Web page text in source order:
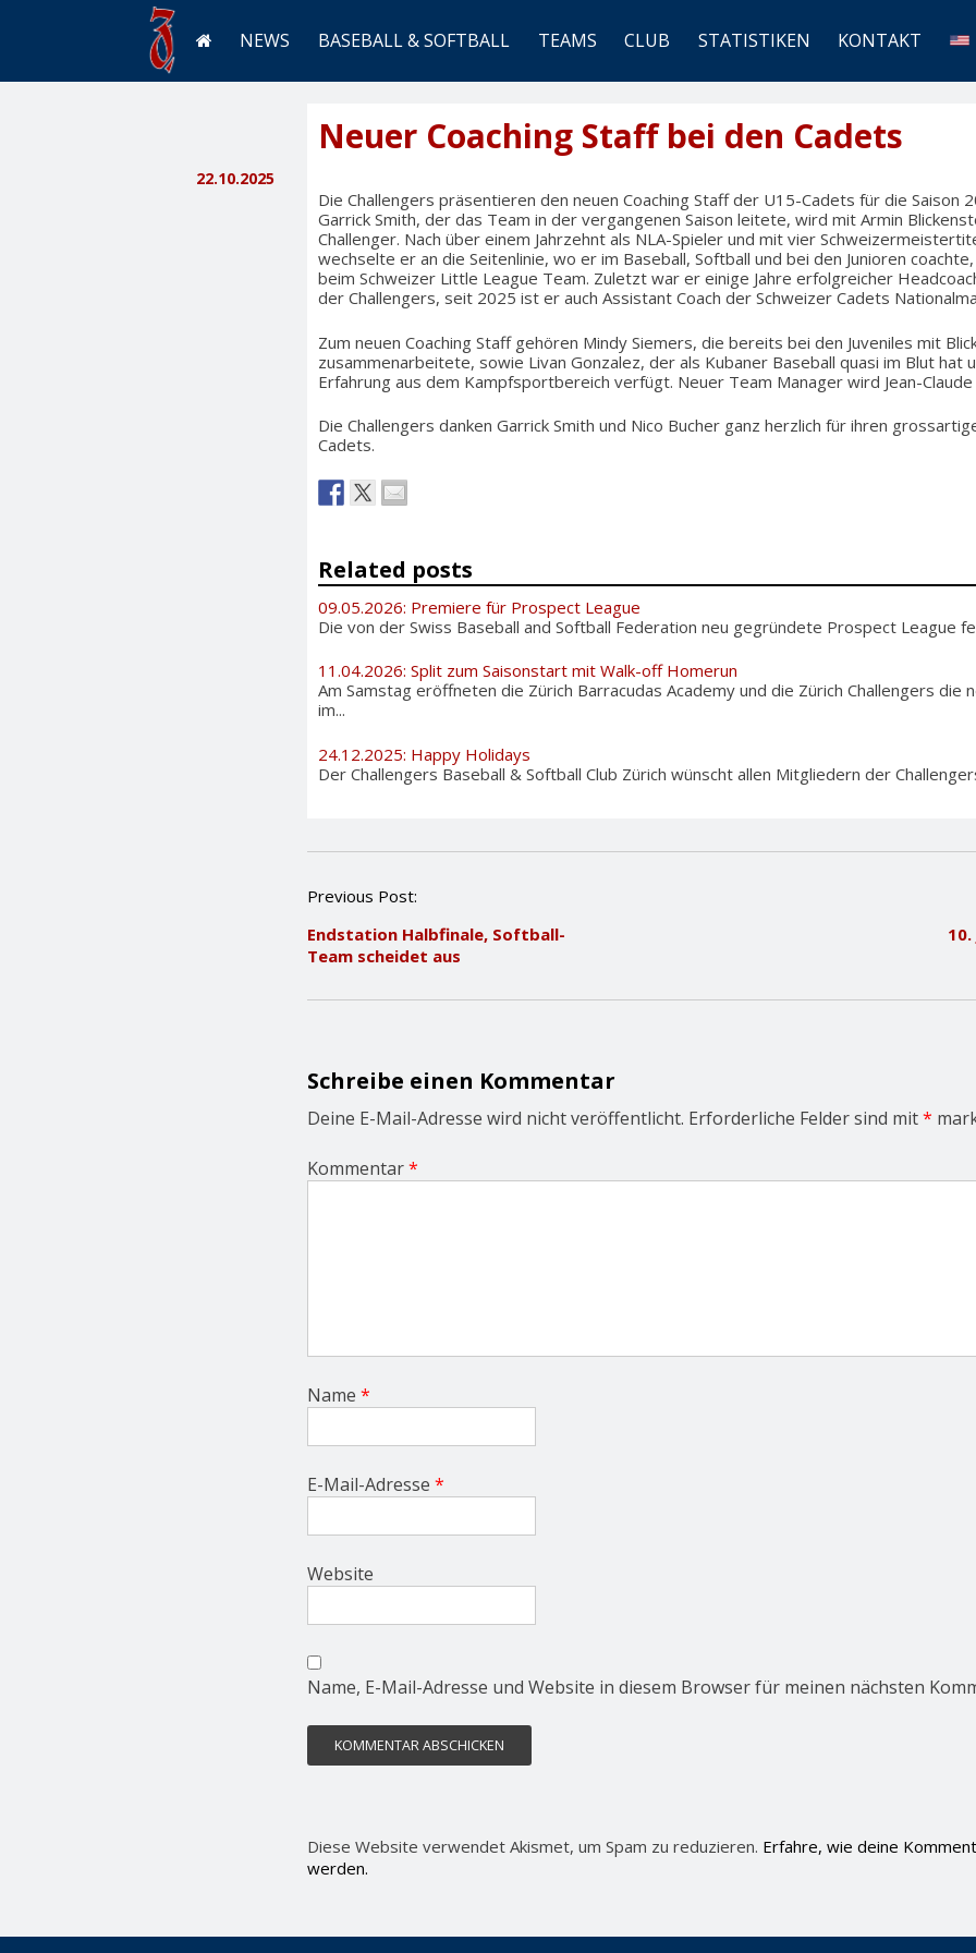
NEWS BASEBALL & SOFTBALL TEAMS CLUB STATISTIKEN KONTAKT
Neuer Coaching Staff bei den Cadets
22.10.2025
Die Challengers präsentieren den neuen Coaching Staff der U15-Cadets für die Saison
Garrick Smith, der das Team in der vergangenen Saison leitete, wird mit Armin
Challenger. Nach über einem Jahrzehnt als NLA-Spieler und mit vier
wechselte er an die Seitenlinie, wo er im Baseball, Softball und bei den Junioren
beim Schweizer Little League Team. Zuletzt war er einige Jahre erfolgreicher
der Challengers, seit 2025 ist er auch Assistant Coach der Schweizer Cadets
Zum neuen Coaching Staff gehören Mindy Siemers, die bereits bei den Juveniles mit
zusammenarbeitete, sowie Livan Gonzalez, der als Kubaner Baseball quasi im Blut hat
Erfahrung aus dem Kampfsportbereich verfügt. Neuer Team Manager wird Jean-Claude
Die Challengers danken Garrick Smith und Nico Bucher ganz herzlich für ihren
Cadets.
Related posts
09.05.2026: Premiere für Prospect League
Die von der Swiss Baseball and Softball Federation neu gegründete Prospect League
11.04.2026: Split zum Saisonstart mit Walk-off Homerun
Am Samstag eröffneten die Zürich Barracudas Academy und die Zürich Challengers die
im...
24.12.2025: Happy Holidays
Der Challengers Baseball & Softball Club Zürich wünscht allen Mitgliedern der
P
s
t
a
g
a
t
o
n
Previous Post:
Endstation Halbfinale, Softball-
Team scheidet aus
Schreibe einen Kommentar
Deine E-Mail-Adresse wird nicht veröffentlicht. Erforderliche Felder sind mit*
Kommentar*
Name *
E-Mail-Adresse *
Website
Name, E-Mail-Adresse und Website in diesem Browser für meinen nächsten
Diese Website verwendet Akismet, um Spam zu reduzieren. Erfahre, wie deine
werden.